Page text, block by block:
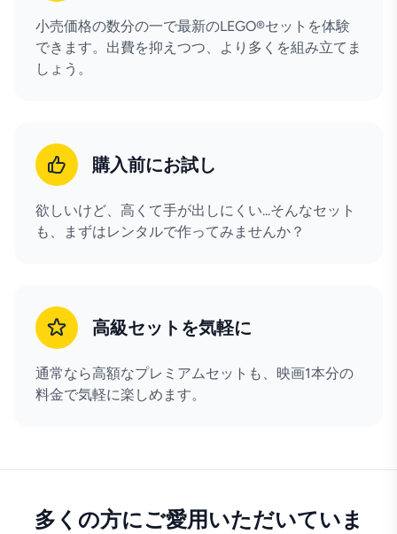
小売価格の数分の一で最新のLEGO®セットを体験
できます。出費を抑えつつ、より多くを組み立てま
しょう。
購入前にお試し
欲しいけど、高くて手が出しにくい...そんなセット
も、まずはレンタルで作ってみませんか？
高級セットを気軽に
通常なら高額なプレミアムセットも、映画1本分の
料金で気軽に楽しめます。
多くの方にご愛用いただいていま